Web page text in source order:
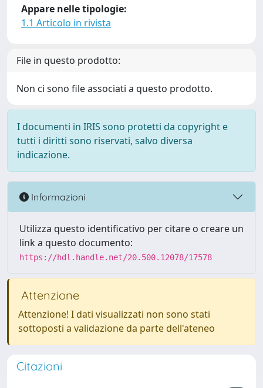
Appare nelle tipologie:
1.1 Articolo in rivista
File in questo prodotto:
Non ci sono file associati a questo prodotto.
I documenti in IRIS sono protetti da copyright e
tutti i diritti sono riservati, salvo diversa
indicazione.
Informazioni
Utilizza questo identificativo per citare o creare un
link a questo documento:
https://hdl.handle.net/20.500.12078/17578
Attenzione
Attenzione! I dati visualizzati non sono stati
sottoposti a validazione da parte dell'ateneo
Citazioni